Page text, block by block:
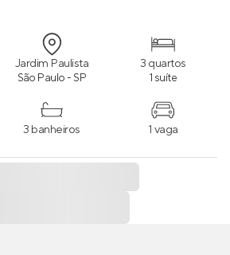
Jardim Paulista
São Paulo - SP
3 quartos
1 suíte
3 banheiros 1 vaga